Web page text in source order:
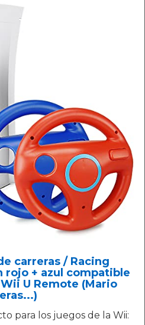
carreras / Racing
rojo + azul compatible
U Remote (Mario
para los juegos de la Wii: